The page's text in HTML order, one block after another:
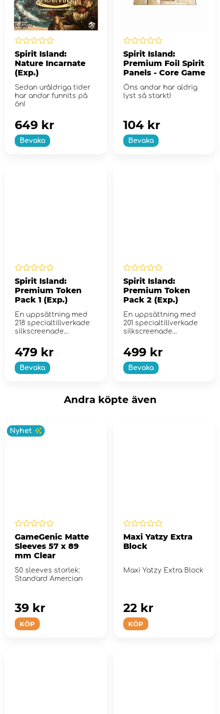
Spirit Island:
Nature Incarnate
(Exp.)
Sedan uråldriga tider
har andar funnits på
ön!
Bevaka
649 kr
Spirit Island:
Premium Foil Spirit
Panels - Core Game
Öns andar har aldrig
lyst så starkt!
Bevaka
104 kr
Spirit Island:
Premium Token
Pack 1 (Exp.)
En uppsättning med
218 specialtillverkade
silkscreenade
Bevaka
479 kr
Spirit Island:
Premium Token
Pack 2 (Exp.)
En uppsättning med
201 specialtillverkade
silkscreenade
Bevaka
499 kr
Andra köpte även
Nyhet
GameGenic Matte
Sleeves 57 x 89
mm Clear
50 sleeves storlek:
Standard Amercian
KÖP
39 kr
Maxi Yatzy Extra
Block
Maxi Yatzy Extra Block
KÖP
22 kr